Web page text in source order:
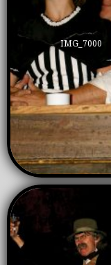
IMG_7000